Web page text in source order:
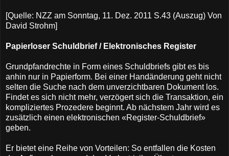
[Quelle: NZZ am Sonntag, 11. Dez. 2011 S.43 (Auszug) Von
David Strohm]
Papierloser Schuldbrief / Elektronisches Register
Grundpfandrechte in Form eines Schuldbriefs gibt es bis
anhin nur in Papierform. Bei einer Handänderung geht nicht
selten die Suche nach dem unverzichtbaren Dokument los.
Findet es sich nicht mehr, verzögert sich die Transaktion, ein
kompliziertes Prozedere beginnt. Ab nächstem Jahr wird es
zusätzlich einen elektronischen «Register-Schuldbrief»
geben.
Er bietet eine Reihe von Vorteilen: So entfallen die Kosten